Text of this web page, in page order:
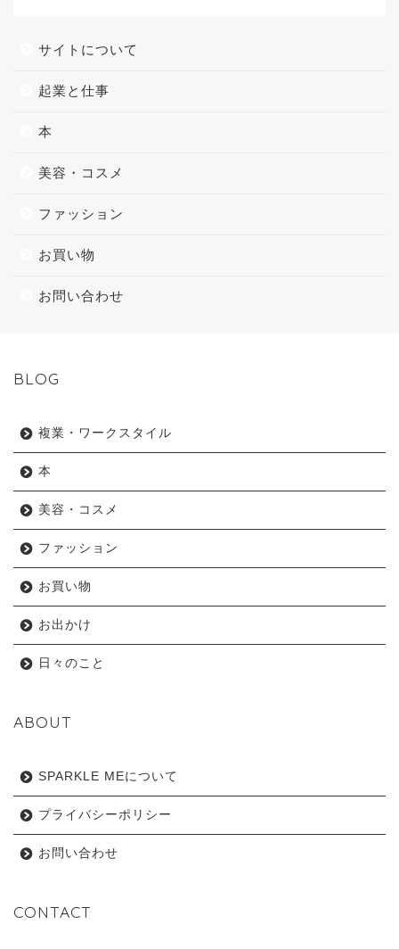
サイトについて
起業と仕事
本
美容・コスメ
ファッション
お買い物
お問い合わせ
BLOG
複業・ワークスタイル
本
美容・コスメ
ファッション
お買い物
お出かけ
日々のこと
ABOUT
SPARKLE MEについて
プライバシーポリシー
お問い合わせ
CONTACT